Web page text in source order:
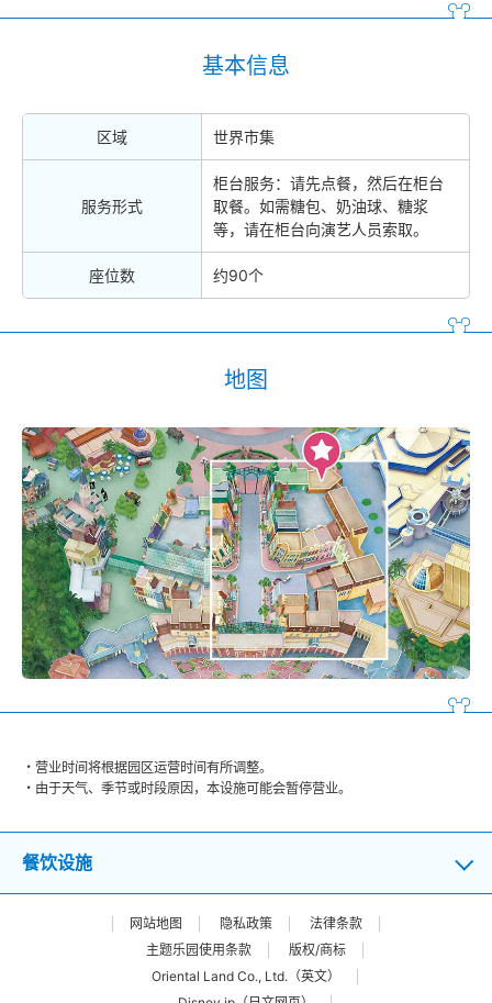
基本信息
区域 世界市集
服务形式
柜台服务：请先点餐，然后在柜台
取餐。如需糖包、奶油球、糖浆
等，请在柜台向演艺人员索取。
座位数 约90个
地图
营业时间将根据园区运营时间有所调整。
由于天气、季节或时段原因，本设施可能会暂停营业。
餐饮设施
网站地图 隐私政策
法律条款
主题乐园使用条款
版权/商标
Oriental Land Co., Ltd.（英文）